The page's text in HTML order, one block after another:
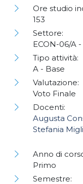
Ore studio
153
Settore:
ECON-06/A
Tipo attività:
A - Base
Valutazione:
Voto Finale
Docenti:
Augusta
Stefania
Anno di
Primo
Semestre: